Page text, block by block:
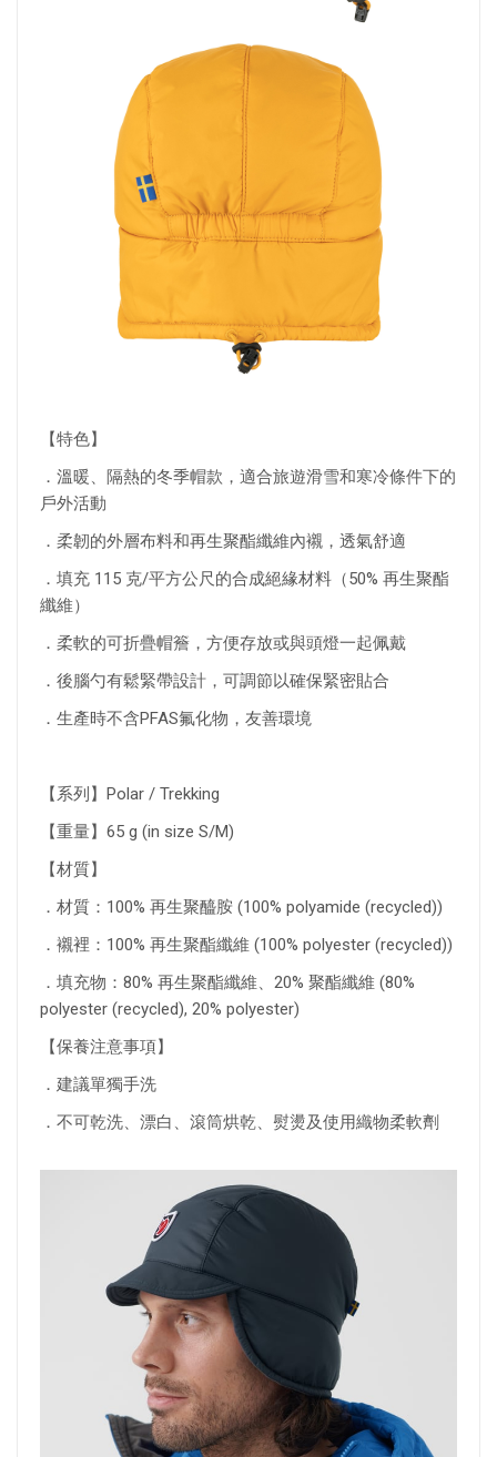
【特色】
．溫暖、隔熱的冬季帽款，適合旅遊滑雪和寒冷條件下的
戶外活動
．柔韌的外層布料和再生聚酯纖維內襯，透氣舒適
．填充 115 克/平方公尺的合成絕緣材料（50% 再生聚酯
纖維）
．柔軟的可折疊帽簷，方便存放或與頭燈一起佩戴
．後腦勺有鬆緊帶設計，可調節以確保緊密貼合
．生產時不含PFAS氟化物，友善環境
【系列】Polar / Trekking
【重量】65 g (in size S/M)
【材質】
．材質：100% 再生聚醯胺 (100% polyamide (recycled))
．襯裡：100% 再生聚酯纖維 (100% polyester (recycled))
．填充物：80% 再生聚酯纖維、20% 聚酯纖維 (80%
polyester (recycled), 20% polyester)
【保養注意事項】
．建議單獨手洗
．不可乾洗、漂白、滾筒烘乾、熨燙及使用織物柔軟劑